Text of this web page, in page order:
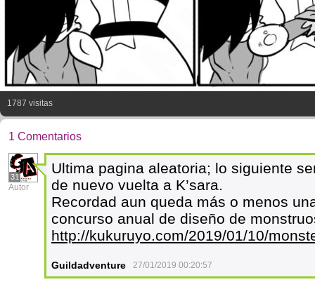
1787 visitas
1 Comentarios
31
Autor
Ultima pagina aleatoria; lo siguiente
de nuevo vuelta a K’sara.
Recordad aun queda más o menos
concurso anual de diseño de
http://kukuruyo.com/2019/01/10/
Guildadventure 27/01/2019 00:20:57